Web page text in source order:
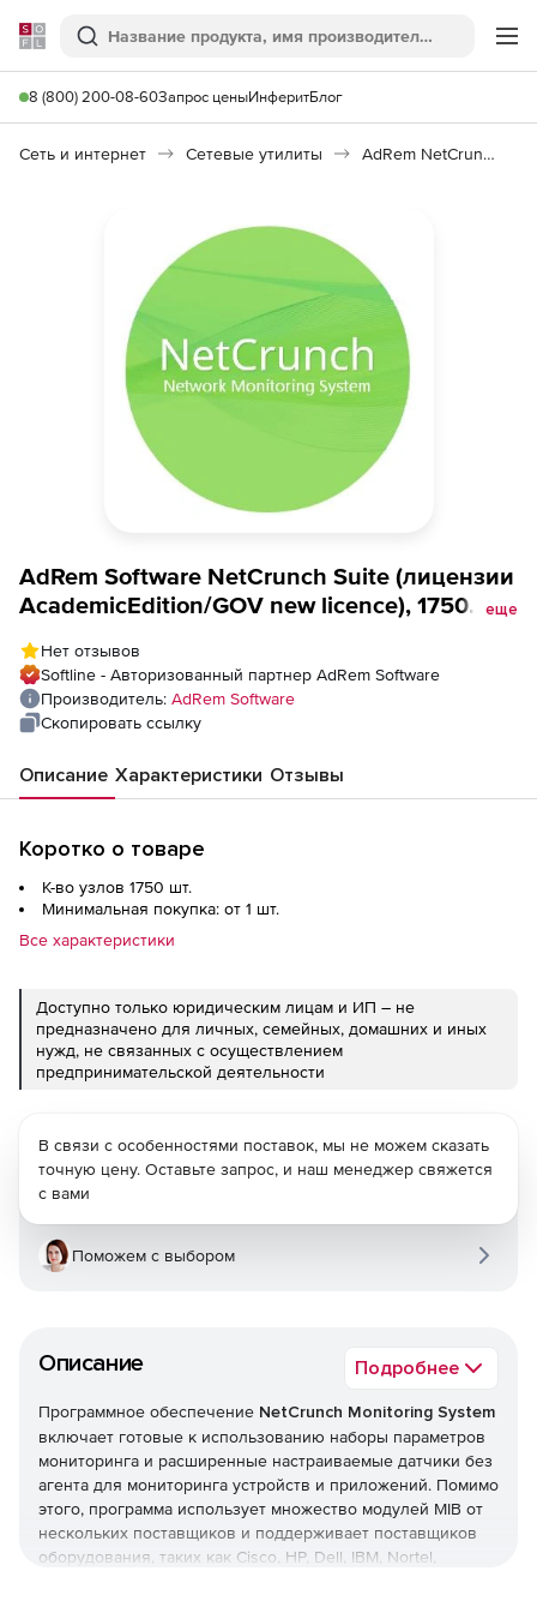
Softline
Поиск
8 (800) 200-08-60Запрос ценыИнферитБлог
Сеть и интернет Сетевые утилиты AdRem NetCrunch Monitoring System
AdRem Software NetCrunch Suite (лицензии
AcademicEdition/GOV new licence), 1750
еще
Нет отзывов
Softline - Авторизованный партнер AdRem Software
Производитель: AdRem Software
Скопировать ссылку
Описание Характеристики Отзывы
Коротко о товаре
К-во узлов 1750 шт.
Минимальная покупка: от 1 шт.
Все характеристики
Доступно только юридическим лицам и ИП – не
предназначено для личных, семейных, домашних и иных
нужд, не связанных с осуществлением
предпринимательской деятельности
Описание Подробнее
Программное обеспечение NetCrunch Monitoring System
включает готовые к использованию наборы параметров
мониторинга и расширенные настраиваемые датчики без
агента для мониторинга устройств и приложений. Помимо
этого, программа использует множество модулей MIB от
нескольких поставщиков и поддерживает поставщиков
оборудования, таких как Cisco, HP, Dell, IBM, Nortel,
В связи с особенностями поставок, мы не можем сказать
точную цену. Оставьте запрос, и наш менеджер свяжется
с вами
Поможем с выбором